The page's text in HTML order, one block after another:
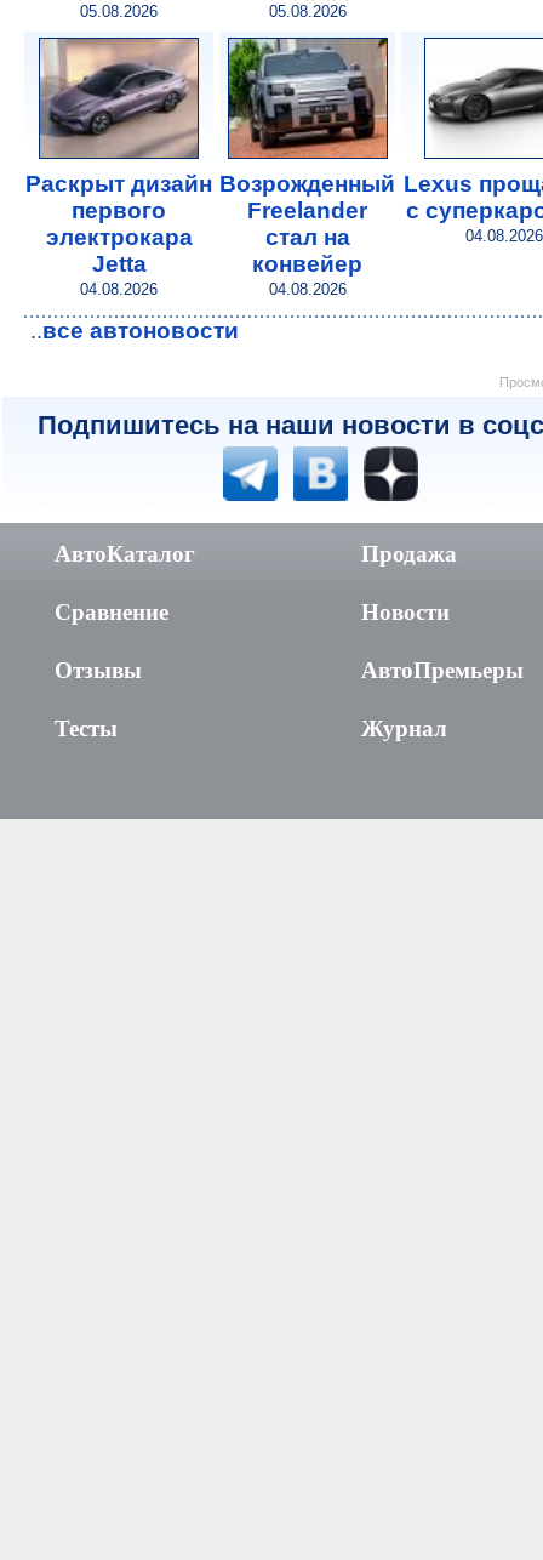
05.08.2026 05.08.2026
Раскрыт дизайн
первого
электрокара
Jetta
04.08.2026
Возрожденный
Freelander
стал на
конвейер
04.08.2026
Lexus
с
04.08.2026
..все автоновости
Подпишитесь на наши новости в
АвтоКаталог
Сравнение
Отзывы
Тесты
Продажа
Новости
АвтоПремьеры
Журнал